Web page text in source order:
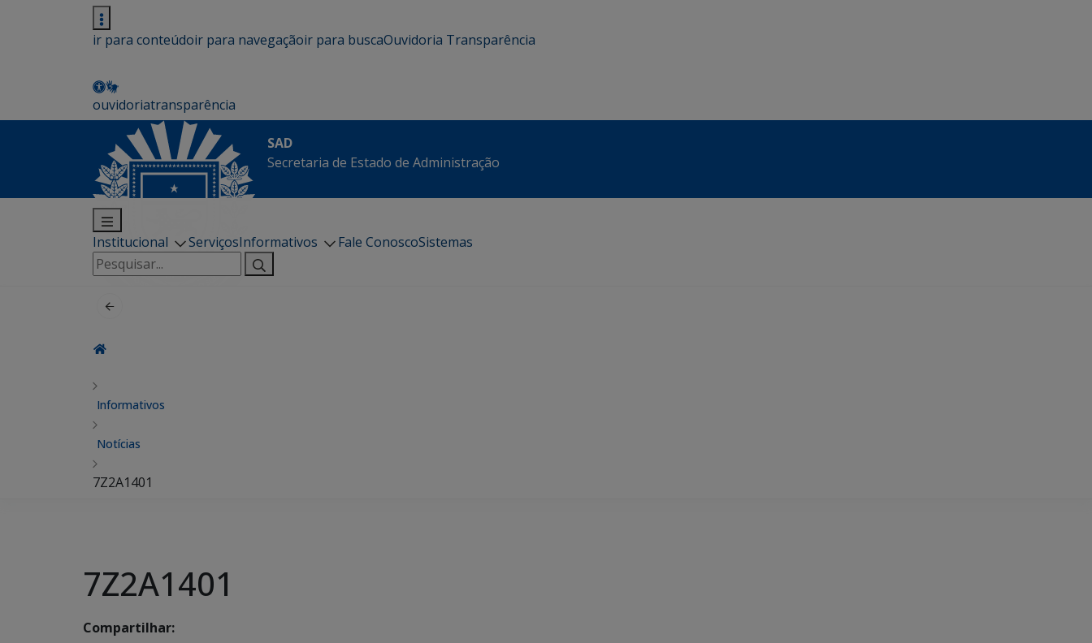
ir para conteúdoir para navegaçãoir para buscaOuvidoria Transparência
ouvidoriatransparência
SAD
Secretaria de Estado de Administração
Institucional ServiçosInformativos Fale ConoscoSistemas
Pesquisar
por:
Informativos
Notícias
7Z2A1401
7Z2A1401
Compartilhar: